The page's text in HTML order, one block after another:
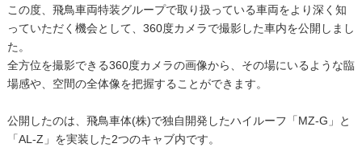
この度、飛鳥車両特装グループで取り扱っている車両をより深く知
っていただく機会として、360度カメラで撮影した車内を公開しまし
た。
全方位を撮影できる360度カメラの画像から、その場にいるような臨
場感や、空間の全体像を把握することができます。
公開したのは、飛鳥車体(株)で独自開発したハイルーフ「MZ-G」と
「AL-Z」を実装した2つのキャブ内です。